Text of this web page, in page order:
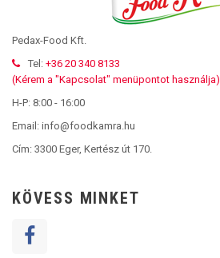
Pedax-Food Kft.
Tel: +36 20 340 8133
(Kérem a "Kapcsolat" menüpontot használja)
H-P: 8:00 - 16:00
Email: info@foodkamra.hu
Cím: 3300 Eger, Kertész út 170.
KÖVESS MINKET